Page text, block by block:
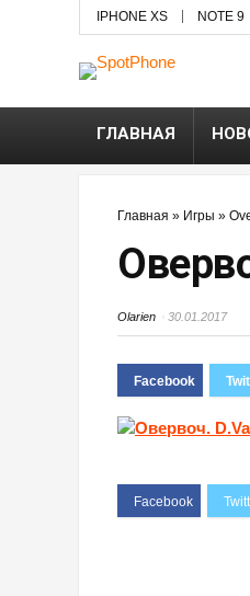
IPHONE XS NOTE 9
ГЛАВНАЯ
Главная » Игры »
Olarien 30.01.2017